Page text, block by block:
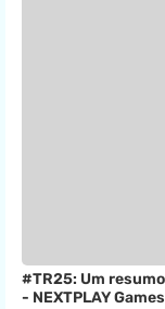
#TR25: Um
- NEXTPLAY Games